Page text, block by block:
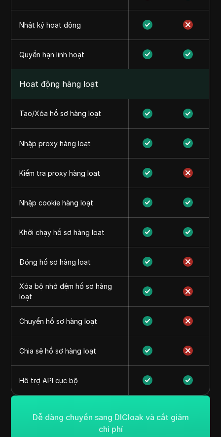
Nhật ký hoạt động
Quyền hạn linh hoạt
Hoạt động hàng loạt
Tạo/Xóa hồ sơ hàng loạt
Nhập proxy hàng loạt
Kiểm tra proxy hàng loạt
Nhập cookie hàng loạt
Khởi chạy hồ sơ hàng loạt
Đóng hồ sơ hàng loạt
Xóa bộ nhớ đệm hồ sơ hàng
loạt
Chuyển hồ sơ hàng loạt
Chia sẻ hồ sơ hàng loạt
Hỗ trợ API cục bộ
Dễ dàng chuyển sang DICloak và cắt giảm
chi phí